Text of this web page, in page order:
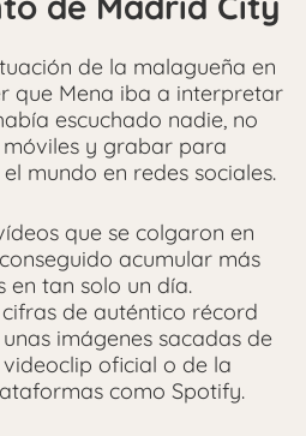
de la malagueña en
que Mena iba a interpretar
escuchado nadie, no
y grabar para
mundo en redes sociales.
que se colgaron en
acumular más
en tan solo un día.
de auténtico récord
imágenes sacadas de
oficial o de la
como Spotify.